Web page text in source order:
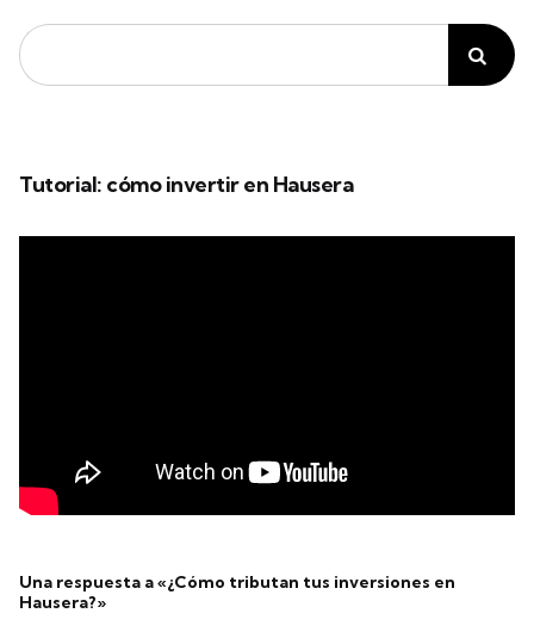
Tutorial: cómo invertir en Hausera
Una respuesta a «¿Cómo tributan tus inversiones en
Hausera?»